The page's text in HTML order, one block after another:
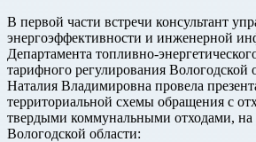
В первой части встречи консультант
энергоэффективности и инженерной
Департамента топливно-
тарифного регулирования Вологодской
Наталия Владимировна провела
территориальной схемы обращения с
твердыми коммунальными отходами, на
Вологодской области: